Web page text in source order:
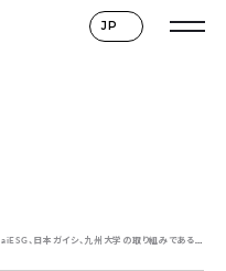
JP
aiESG、日本ガイシ、九州大学の取り組みである「住民満足度×施策分析システム(仮)」の共同開発について、電波新聞に記事が掲載されました